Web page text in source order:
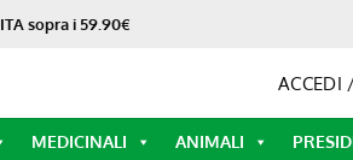
sopra i 59.90€
ACCEDI
MEDICINALI ANIMALI